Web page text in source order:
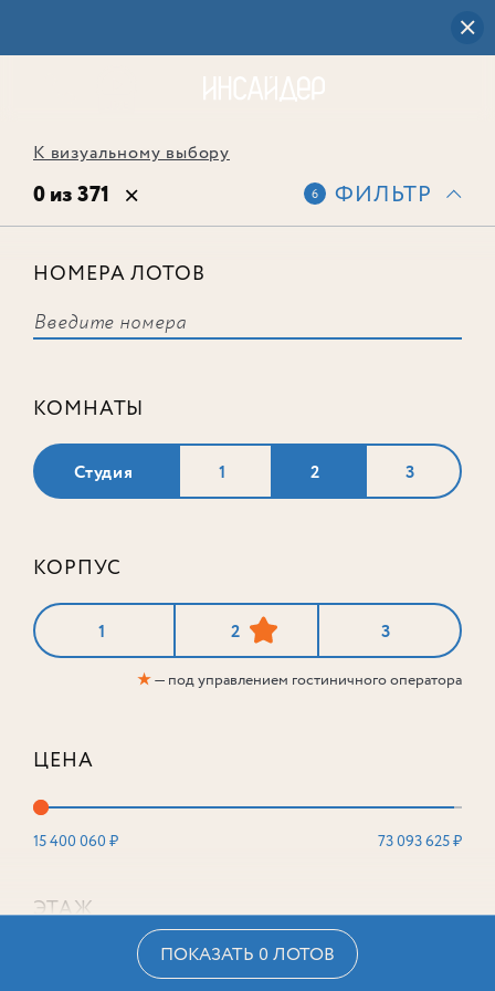
К визуальному выбору
0 из 371 6 ФИЛЬТР
НОМЕРА ЛОТОВ
КОМНАТЫ
Студия 1 2 3
КОРПУС
1 2 3
★— под управлением гостиничного оператора
ЦЕНА
15 400 060 ₽ 73 093 625 ₽
ЭТАЖ
ПОКАЗАТЬ 0 ЛОТОВ
соответствует ни одного лота